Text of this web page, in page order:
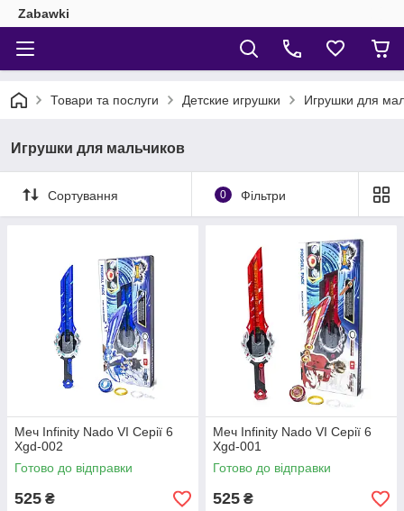
Zabawki
Товари та послуги Детские игрушки Игрушки для
Игрушки для мальчиков
Сортування 0 Фільтри
Меч Infinity Nado VI Серії 6
Xgd-002
Готово до відправки
525 ₴
Меч Infinity Nado VI Серії 6
Xgd-001
Готово до відправки
525 ₴